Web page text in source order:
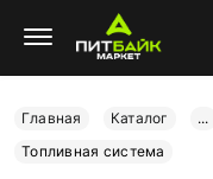
Главная Каталог ...
Топливная система